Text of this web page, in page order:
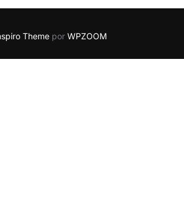
Theme por WPZOOM